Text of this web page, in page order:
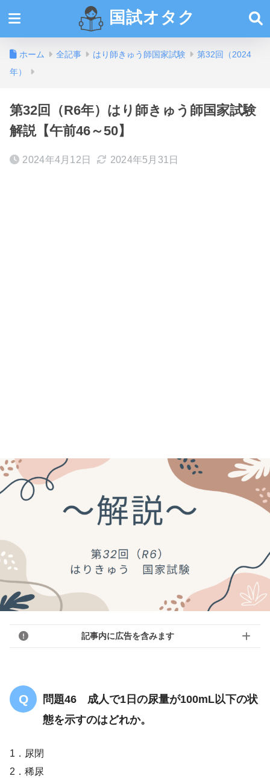
国試オタク
ホーム 全記事 はり師きゅう師国家試験
第32回（2024
年）
第32回（R6年）はり師きゅう師国家試験
解説【午前46～50】
2024年4月12日 2024年5月31日
記事内に広告を含みます
問題46 成人で1日の尿量が100mL以下の状
態を示すのはどれか。
1．尿閉
2．稀尿